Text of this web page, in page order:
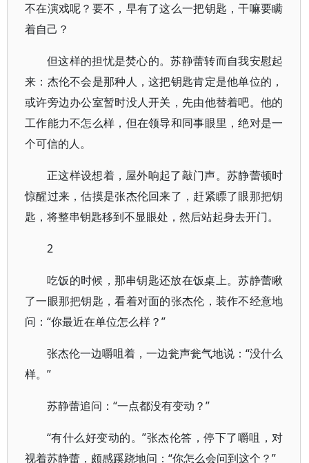
不在演戏呢？要不，早有了这么一把钥匙，干嘛要瞒
着自己？
但这样的担忧是焚心的。苏静蕾转而自我安慰起
来：杰伦不会是那种人，这把钥匙肯定是他单位的，
或许旁边办公室暂时没人开关，先由他替着吧。他的
工作能力不怎么样，但在领导和同事眼里，绝对是一
个可信的人。
正这样设想着，屋外响起了敲门声。苏静蕾顿时
惊醒过来，估摸是张杰伦回来了，赶紧瞟了眼那把钥
匙，将整串钥匙移到不显眼处，然后站起身去开门。
2
吃饭的时候，那串钥匙还放在饭桌上。苏静蕾瞅
了一眼那把钥匙，看着对面的张杰伦，装作不经意地
问：“你最近在单位怎么样？”
张杰伦一边嚼咀着，一边瓮声瓮气地说：“没什么
样。”
苏静蕾追问：“一点都没有变动？”
“有什么好变动的。”张杰伦答，停下了嚼咀，对
视着苏静蕾，颇感蹊跷地问：“你怎么会问到这个？”